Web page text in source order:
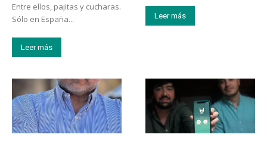
Entre ellos, pajitas y cucharas.
Sólo en España...
Leer más
Leer más